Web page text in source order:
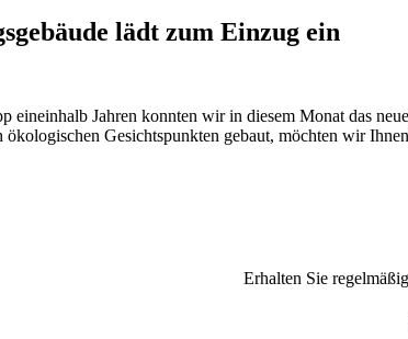
lädt zum Einzug ein
eineinhalb Jahren konnten wir in diesem Monat das
Gesichtspunkten gebaut, möchten wir
Erhalten Sie